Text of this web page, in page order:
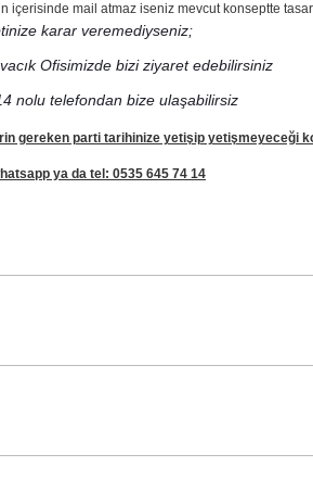
mail atmaz iseniz mevcut konseptte
karar veremediyseniz;
Ofisimizde bizi ziyaret edebilirsiniz
nolu telefondan bize ulaşabilirsiz
gereken parti tarihinize yetişip yetişmeyeceği
ya da tel: 0535 645 74 14